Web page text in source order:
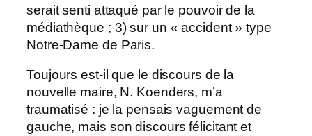
serait senti attaqué par le pouvoir de la
médiathèque ; 3) sur un « accident » type
Notre-Dame de Paris.
Toujours est-il que le discours de la
nouvelle maire, N. Koenders, m’a
traumatisé : je la pensais vaguement de
gauche, mais son discours félicitant et